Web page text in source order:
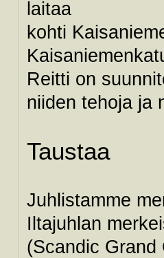
laitaa
kohti
Reitti on
niiden tehoja ja
Taustaa
Juhlistamme
Iltajuhlan
(Scandic